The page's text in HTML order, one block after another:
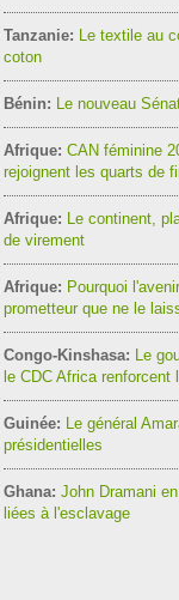
Tanzanie: Le textile au
coton
Bénin: Le nouveau
Afrique: CAN féminine
rejoignent les quarts de
Afrique: Le continent,
de virement
Afrique: Pourquoi
prometteur que ne le
Congo-Kinshasa: Le
le CDC Africa renforcent
Guinée: Le général
présidentielles
Ghana: John Dramani
liées à l'esclavage